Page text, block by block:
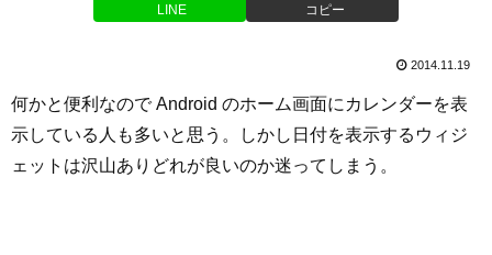
LINE コピー
2014.11.19
何かと便利なので Android のホーム画面にカレンダーを表
示している人も多いと思う。しかし日付を表示するウィジ
ェットは沢山ありどれが良いのか迷ってしまう。